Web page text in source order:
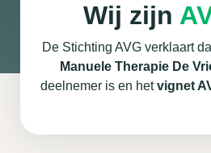
Wij zijn
De Stichting AVG verklaart
Manuele Therapie De
deelnemer is en hetvignet